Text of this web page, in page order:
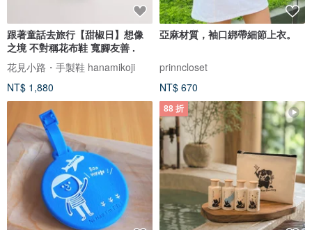
跟著童話去旅行【甜椒日】想像
之境 不對稱花布鞋 寬腳友善 .
花見小路・手製鞋 hanamikoji
NT$ 1,880
亞麻材質，袖口綁帶細節上衣。
prinncloset
NT$ 670
88 折